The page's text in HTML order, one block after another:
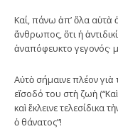
Καί, πάνω ἀπ’ ὅλα αὐτὰ
ἄνθρωπος, ὅτι ἡ
ἀναπόφευκτο γεγονός·
Αὐτὸ σήμαινε πλέον γιὰ
εἴσοδό του στὴ ζωὴ
καὶ ἔκλεινε τελεσίδικα
ὁ θάνατος”!